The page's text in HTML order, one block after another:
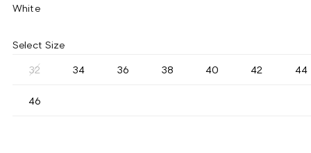
White
Select Size
32 34 36 38 40 42 44
46